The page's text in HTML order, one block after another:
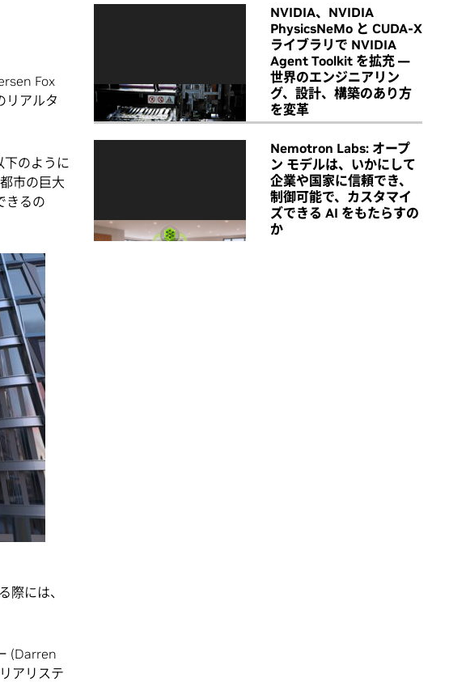
Fox
リアルタ
下のように
市の巨大
きるの
際には、
(Darren
アリステ
NVIDIA、NVIDIA
PhysicsNeMo と CUDA-X
ライブラリで NVIDIA
Agent Toolkit を拡充 ―
世界のエンジニアリン
グ、設計、構築のあり方
を変革
Nemotron Labs: オープ
ン モデルは、いかにして
企業や国家に信頼でき、
制御可能で、カスタマイ
ズできる AI をもたらすの
か